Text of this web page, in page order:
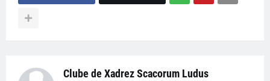
Clube de Xadrez Scacorum Ludus